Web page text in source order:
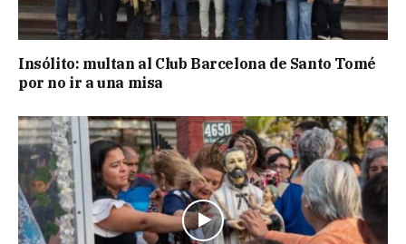
Insólito: multan al Club Barcelona de Santo Tomé
por no ir a una misa